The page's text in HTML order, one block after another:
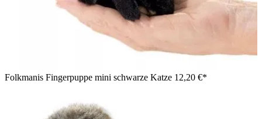
Folkmanis Fingerpuppe mini schwarze Katze 12,20 €*